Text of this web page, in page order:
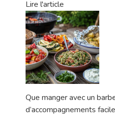
Lire l'article
Que manger avec un
d’accompagnements